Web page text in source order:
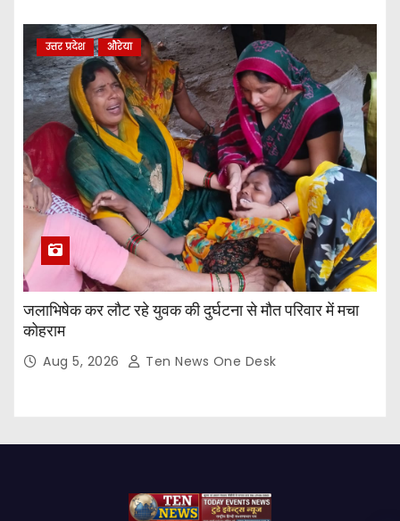
उत्तर प्रदेश औरेया
जलाभिषेक कर लौट रहे युवक की दुर्घटना से मौत परिवार में मचा
कोहराम
Aug 5, 2026 Ten News One Desk